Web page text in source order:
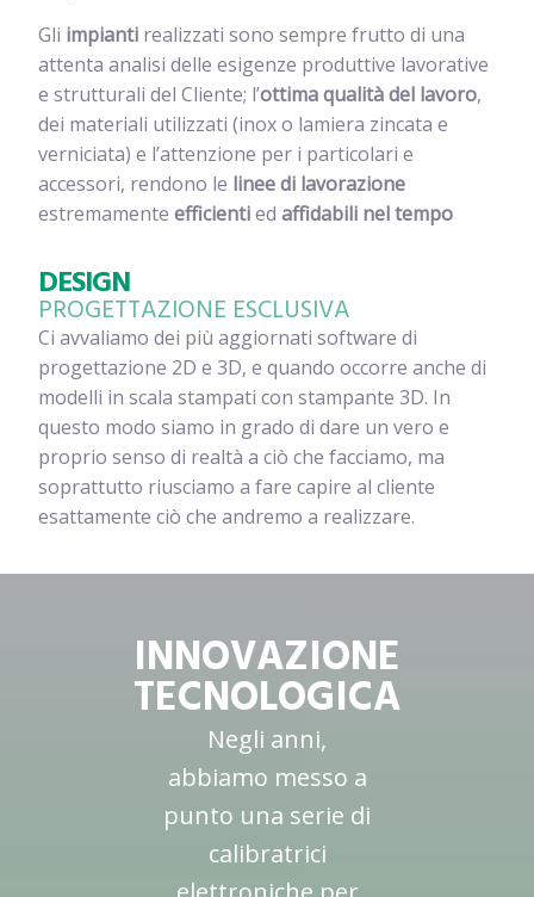
Gli impianti realizzati sono sempre frutto di una
attenta analisi delle esigenze produttive lavorative
e strutturali del Cliente; l’ottima qualità del lavoro,
dei materiali utilizzati (inox o lamiera zincata e
verniciata) e l’attenzione per i particolari e
accessori, rendono le linee di lavorazione
estremamente efficientied affidabili nel tempo
DESIGN
PROGETTAZIONE ESCLUSIVA
Ci avvaliamo dei più aggiornati software di
progettazione 2D e 3D, e quando occorre anche di
modelli in scala stampati con stampante 3D. In
questo modo siamo in grado di dare un vero e
proprio senso di realtà a ciò che facciamo, ma
soprattutto riusciamo a fare capire al cliente
esattamente ciò che andremo a realizzare.
INNOVAZIONE
TECNOLOGICA
Negli anni,
abbiamo messo a
punto una serie di
calibratrici